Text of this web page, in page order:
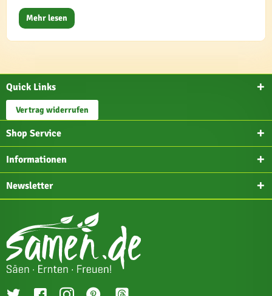
Mehr lesen
Quick Links
Vertrag widerrufen
Shop Service
Informationen
Newsletter